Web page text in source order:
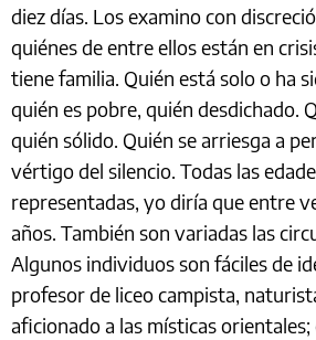
diez días. Los examino con
quiénes de entre ellos están en
tiene familia. Quién está solo o ha
quién es pobre, quién desdichado.
quién sólido. Quién se arriesga a
vértigo del silencio. Todas las
representadas, yo diría que entre
años. También son variadas las
Algunos individuos son fáciles de
profesor de liceo campista,
aficionado a las místicas